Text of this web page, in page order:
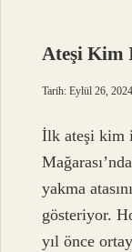
Ateşi Kim
Tarih: Eylül 26, 2024
İlk ateşi kim
yakma
gösteriyor.
yıl önce